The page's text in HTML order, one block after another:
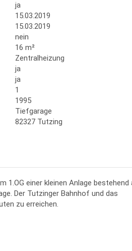
ja
15.03.2019
15.03.2019
nein
16 m²
Zentralheizung
ja
ja
1
1995
Tiefgarage
82327 Tutzing
1.OG einer kleinen Anlage bestehend
Der Tutzinger Bahnhof und das
zu erreichen.